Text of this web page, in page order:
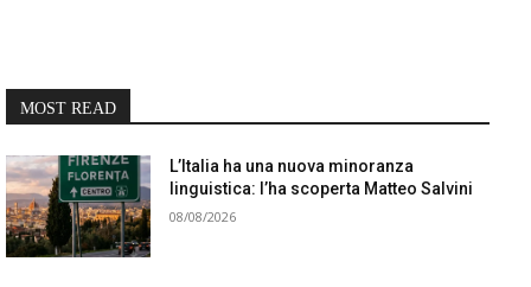
MOST READ
L’Italia ha una nuova minoranza
linguistica: l’ha scoperta Matteo Salvini
08/08/2026